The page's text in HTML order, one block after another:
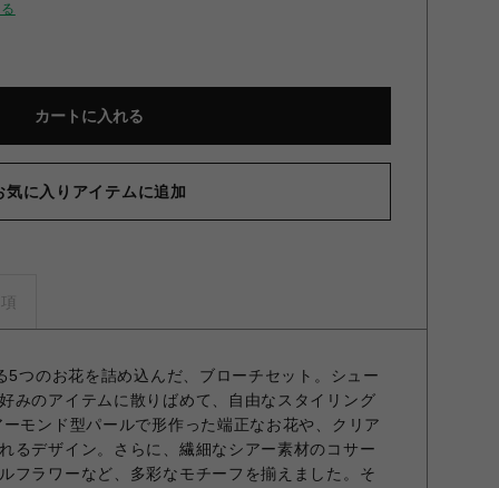
カートに入れる
気に入りアイテムに追加
5つのお花を詰め込んだ、ブローチセット。シュー
みのアイテムに散りばめて、自由なスタイリング
モンド型パールで形作った端正なお花や、クリア
るデザイン。さらに、繊細なシアー素材のコサー
フラワーなど、多彩なモチーフを揃えました。そ